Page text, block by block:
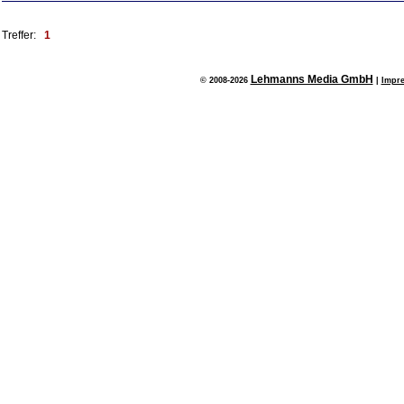
Treffer: 1
© 2008-2026 Lehmanns Media GmbH